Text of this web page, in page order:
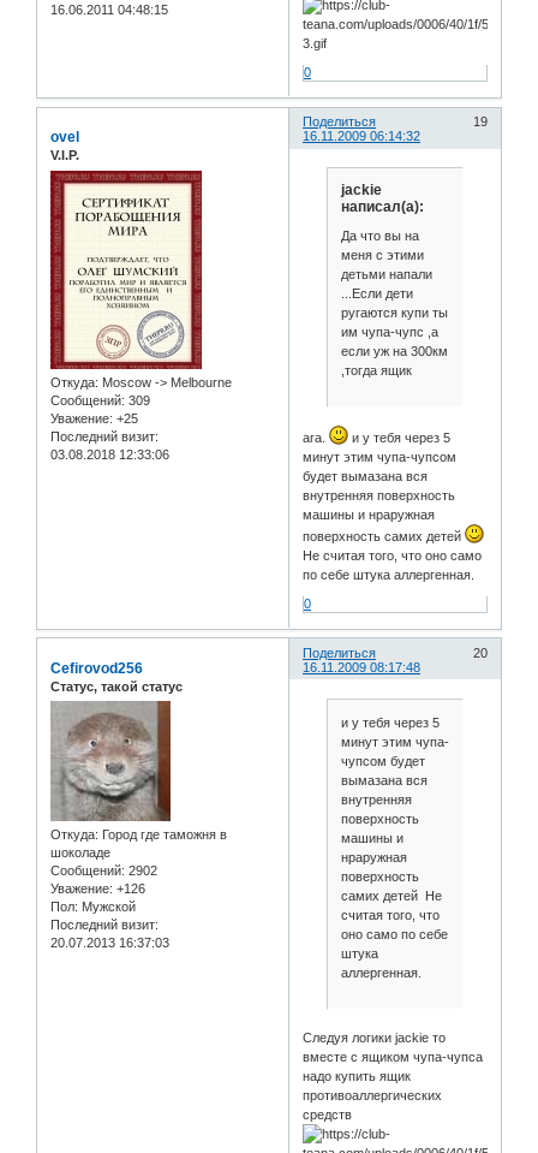
16.06.2011 04:48:15
0
Поделиться
19
16.11.2009 06:14:32
ovel
V.I.P.
Откуда: Moscow -> Melbourne
Сообщений: 309
Уважение: +25
Последний визит:
03.08.2018 12:33:06
jackie
написал(а):
Да что вы на
меня с этими
детьми напали
...Если дети
ругаются купи ты
им чупа-чупс ,а
если уж на 300км
,тогда ящик
ага.
и у тебя через 5
минут этим чупа-чупсом
будет вымазана вся
внутренняя поверхность
машины и нраружная
поверхность самих детей
Не считая того, что оно само
по себе штука аллергенная.
0
Поделиться
20
16.11.2009 08:17:48
Cefirovod256
Статус, такой статус
Откуда: Город где таможня в
шоколаде
Сообщений: 2902
Уважение: +126
Пол: Мужской
Последний визит:
20.07.2013 16:37:03
и у тебя через 5
минут этим чупа-
чупсом будет
вымазана вся
внутренняя
поверхность
машины и
нраружная
поверхность
самих детей Не
считая того, что
оно само по себе
штука
аллергенная.
Следуя логики jackie то
вместе с ящиком чупа-чупса
надо купить ящик
противоаллергических
средств